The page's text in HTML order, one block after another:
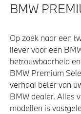
BMW
Op zoek naar een
liever voor een
betrouwbaarheid
BMW Premium
verhaal beter van
BMW dealer. Alles
modellen is